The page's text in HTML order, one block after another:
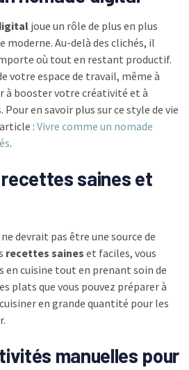
joue un rôle de plus en plus
Au-delà des clichés, il
où tout en restant productif.
votre espace de travail, même à
à booster votre créativité et à
en savoir plus sur ce style de vie
: Vivre comme un nomade
.
saines et
devrait pas être une source de
recettes saines et faciles, vous
en cuisine tout en prenant soin de
plats que vous pouvez préparer à
en grande quantité pour les
manuelles pour